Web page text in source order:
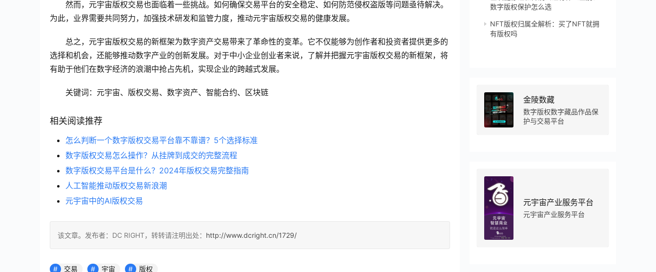
然而，元宇宙版权交易也面临着一些挑战。如何确保交易平台的安全稳定、如何防范侵权盗版等问题亟待解决。
为此，业界需要共同努力，加强技术研发和监管力度，推动元宇宙版权交易的健康发展。
总之，元宇宙版权交易的新框架为数字资产交易带来了革命性的变革。它不仅能够为创作者和投资者提供更多的
选择和机会，还能够推动数字产业的创新发展。对于中小企业创业者来说，了解并把握元宇宙版权交易的新框架，将
有助于他们在数字经济的浪潮中抢占先机，实现企业的跨越式发展。
关键词：元宇宙、版权交易、数字资产、智能合约、区块链
相关阅读推荐
怎么判断一个数字版权交易平台靠不靠谱？5个选择标准
数字版权交易怎么操作？从挂牌到成交的完整流程
数字版权交易平台是什么？2024年版权交易完整指南
人工智能推动版权交易新浪潮
元宇宙中的AI版权交易
该文章。发布者：DC RIGHT，转转请注明出处： http://www.dcright.cn/1729/
交易 宇宙 版权
数字版权保护怎么选
NFT版权归属全解析：买了NFT就拥
有版权吗
金陵数藏
数字版权数字藏品作品保
护与交易平台
元宇宙产业服务平台
元宇宙产业服务平台